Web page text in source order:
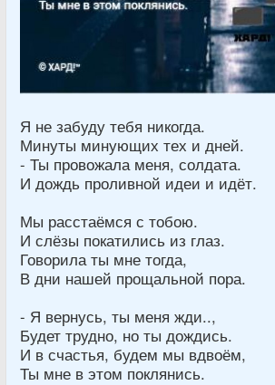
Я не забуду тебя никогда.
Минуты минующих тех и дней.
- Ты провожала меня, солдата.
И дождь проливной идеи и идёт.
Мы расстаёмся с тобою.
И слёзы покатились из глаз.
Говорила ты мне тогда,
В дни нашей прощальной пора.
- Я вернусь, ты меня жди..,
Будет трудно, но ты дождись.
И в счастья, будем мы вдвоём,
Ты мне в этом поклянись.